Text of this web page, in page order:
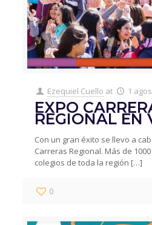
Ezequiel Cuello at 1
EXPO
REGIONAL EN
Con un gran éxito se llevo a
Carreras Regional. Más de
colegios de toda la región […]
0